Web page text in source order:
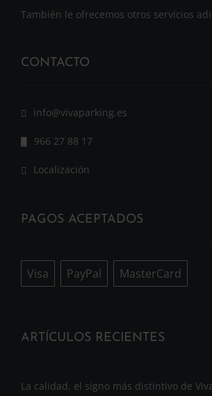
También le ofrecemos otros servicios
CONTACTO
info@vivaparking.es
966 27 88 17
Localización
PAGOS ACEPTADOS
Visa PayPal MasterCard
ARTÍCULOS RECIENTES
La calidad, el signo más distintivo de